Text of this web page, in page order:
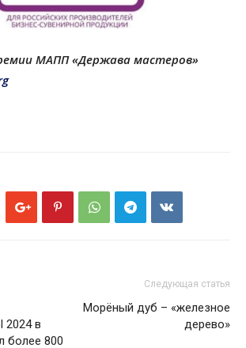
МАПП «Держава мастеров»
в
более 800
Следующая статья
Морёный дуб – «железное
дерево»